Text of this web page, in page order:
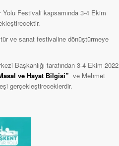
Festivali kapsamında 3-4 Ekim
ve sanat festivaline dönüştürmeye
Başkanlığı tarafından 3-4 Ekim 2022
ve Hayat Bilgisi” ve Mehmet
gerçekleştireceklerdir.